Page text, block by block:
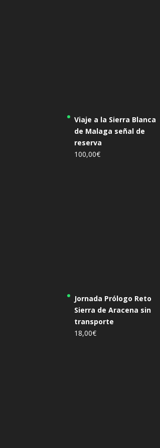
Viaje a la Sierra Blanca
de Malaga señal de
reserva
100,00€
Jornada Prólogo Reto
Sierra de Aracena sin
transporte
18,00€